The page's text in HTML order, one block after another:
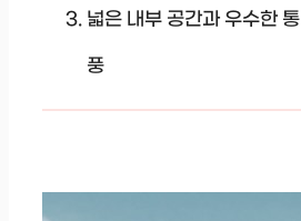
넓은 내부 공간과 우수한 통
풍